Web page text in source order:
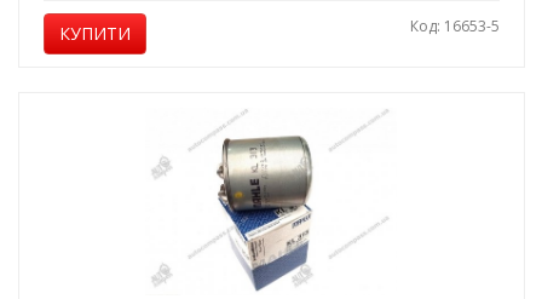
КУПИТИ Код: 16653-5